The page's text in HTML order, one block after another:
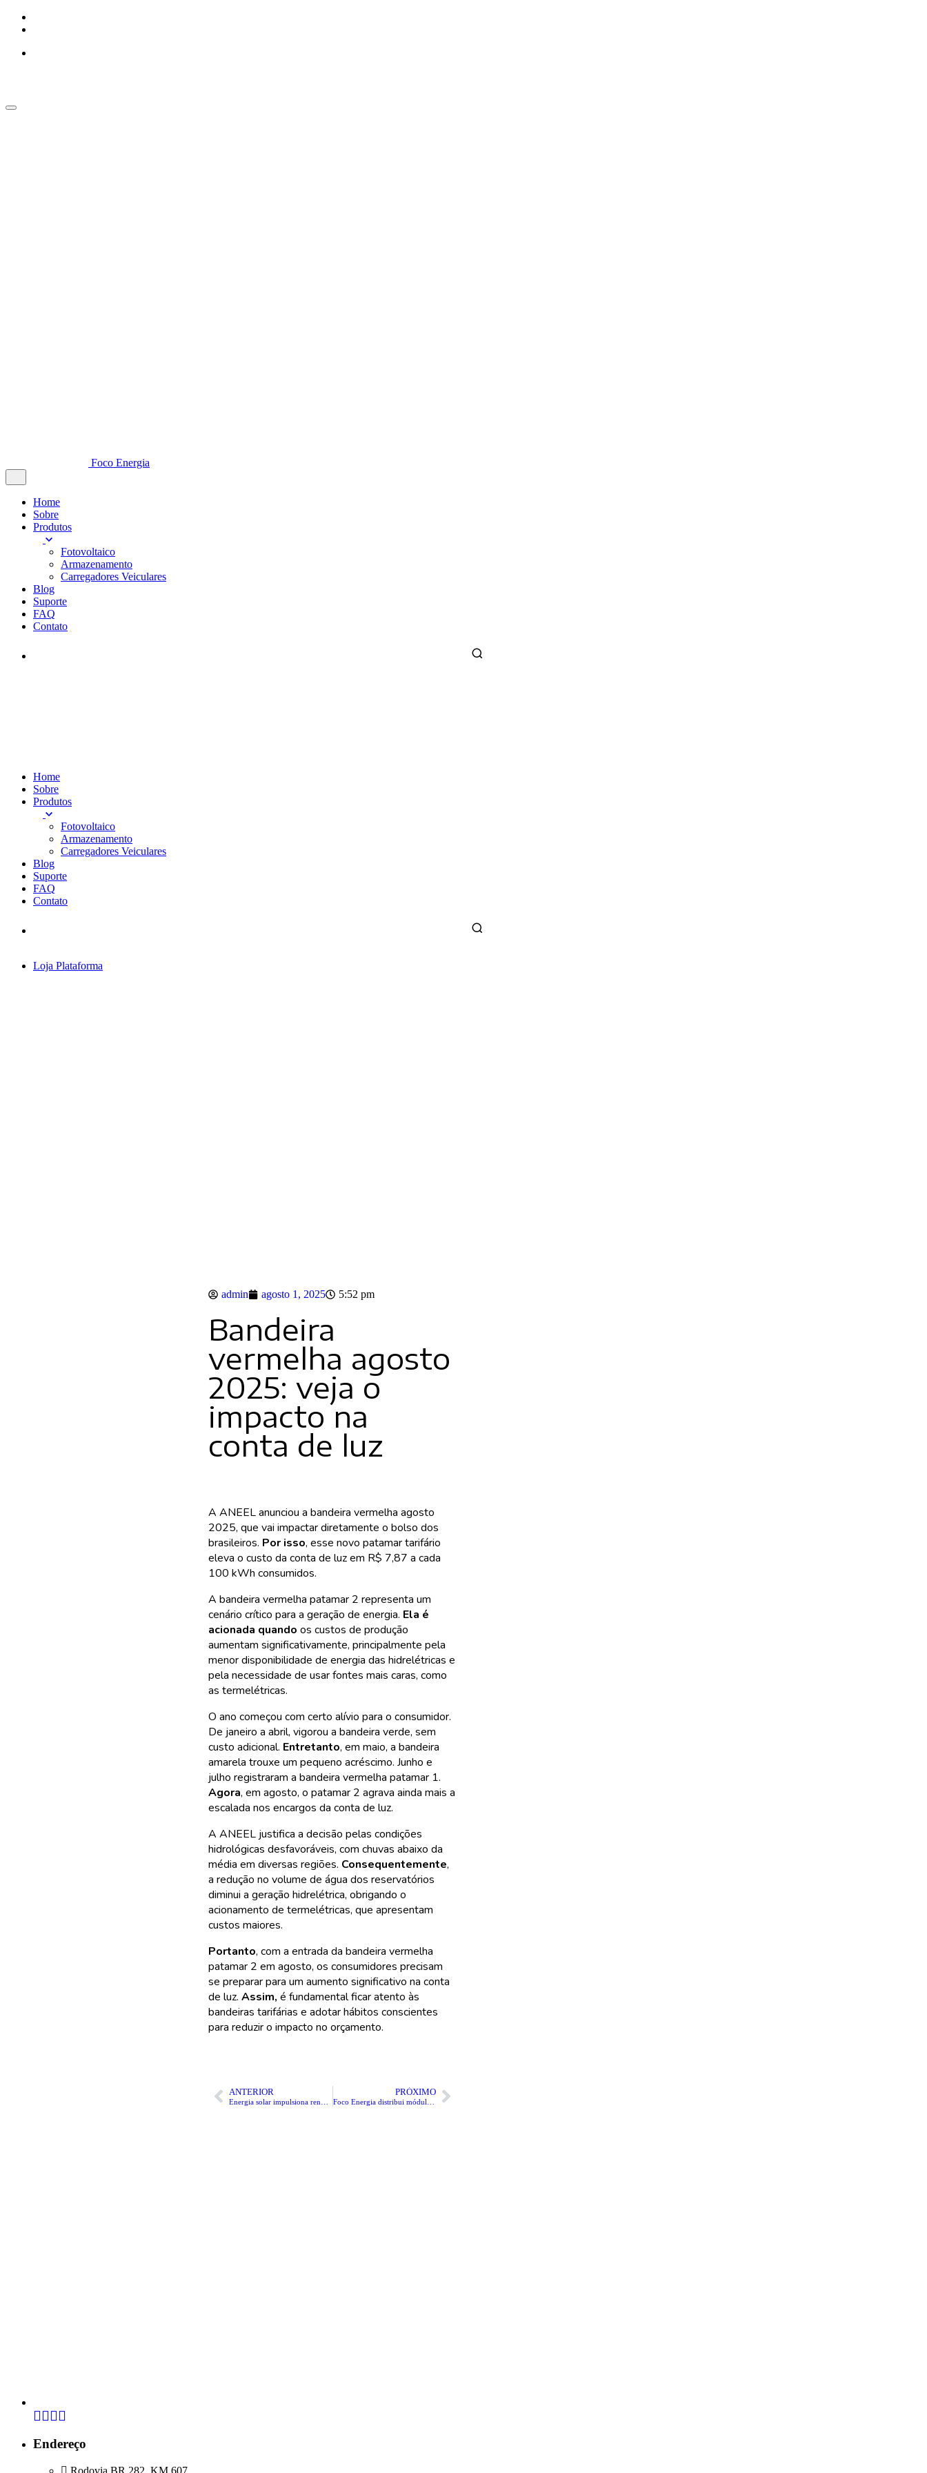
Foco Energia
Home
Sobre
Produtos
Fotovoltaico
Armazenamento
Carregadores Veiculares
Blog
Suporte
FAQ
Contato
Home
Sobre
Produtos
Fotovoltaico
Armazenamento
Carregadores Veiculares
Blog
Suporte
FAQ
Contato
Loja Plataforma
admin agosto 1, 2025 5:52 pm
Bandeira
vermelha agosto
2025: veja o
impacto na
conta de luz
A ANEEL anunciou a bandeira vermelha agosto
2025, que vai impactar diretamente o bolso dos
brasileiros. Por isso, esse novo patamar tarifário
eleva o custo da conta de luz em R$ 7,87 a cada
100 kWh consumidos.
A bandeira vermelha patamar 2 representa um
cenário crítico para a geração de energia. Ela é
acionada quando os custos de produção
aumentam significativamente, principalmente pela
menor disponibilidade de energia das hidrelétricas e
pela necessidade de usar fontes mais caras, como
as termelétricas.
O ano começou com certo alívio para o consumidor.
De janeiro a abril, vigorou a bandeira verde, sem
custo adicional. Entretanto, em maio, a bandeira
amarela trouxe um pequeno acréscimo. Junho e
julho registraram a bandeira vermelha patamar 1.
Agora, em agosto, o patamar 2 agrava ainda mais a
escalada nos encargos da conta de luz.
A ANEEL justifica a decisão pelas condições
hidrológicas desfavoráveis, com chuvas abaixo da
média em diversas regiões. Consequentemente,
a redução no volume de água dos reservatórios
diminui a geração hidrelétrica, obrigando o
acionamento de termelétricas, que apresentam
custos maiores.
Portanto, com a entrada da bandeira vermelha
patamar 2 em agosto, os consumidores precisam
se preparar para um aumento significativo na conta
de luz. Assim, é fundamental ficar atento às
bandeiras tarifárias e adotar hábitos conscientes
para reduzir o impacto no orçamento.
ANTERIOR PRÓXIMO
Endereço
Rodovia BR 282, KM 607